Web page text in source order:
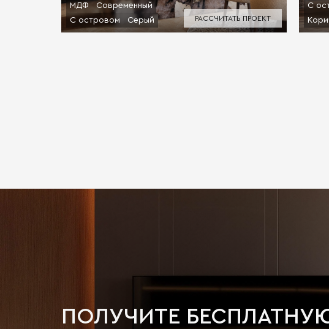
МДФ
Современный
С островом
Серый РАССЧИТАТЬ ПРОЕКТ
С
ПОЛУЧИТЕ